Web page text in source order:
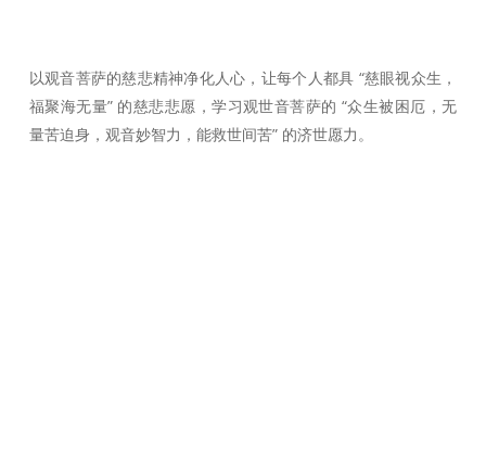
以观音菩萨的慈悲精神净化人心，让每个人都具 “慈眼视众生，
福聚海无量” 的慈悲悲愿，学习观世音菩萨的 “众生被困厄，无
量苦迫身，观音妙智力，能救世间苦” 的济世愿力。